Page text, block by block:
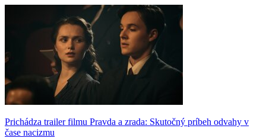
Prichádza trailer filmu Pravda a zrada: Skutočný príbeh odvahy v
čase nacizmu